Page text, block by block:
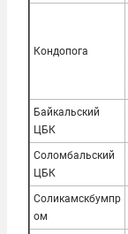
Кондопога
Байкальский
ЦБК
Соломбальский
ЦБК
Соликамскбумпр
ом